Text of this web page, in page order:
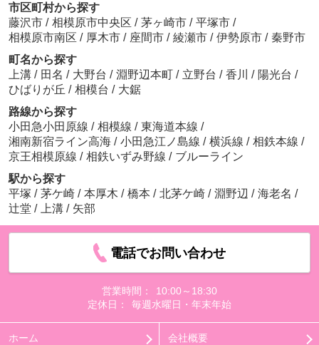
市区町村から探す
藤沢市 / 相模原市中央区 / 茅ヶ崎市 / 平塚市 /
相模原市南区 / 厚木市 / 座間市 / 綾瀬市 / 伊勢原市 / 秦野市
町名から探す
上溝 / 田名 / 大野台 / 淵野辺本町 / 立野台 / 香川 / 陽光台 /
ひばりが丘 / 相模台 / 大鋸
路線から探す
小田急小田原線 / 相模線 / 東海道本線 /
湘南新宿ライン高海 / 小田急江ノ島線 / 横浜線 / 相鉄本線 /
京王相模原線 / 相鉄いずみ野線 / ブルーライン
駅から探す
平塚 / 茅ケ崎 / 本厚木 / 橋本 / 北茅ケ崎 / 淵野辺 / 海老名 /
辻堂 / 上溝 / 矢部
電話でお問い合わせ
営業時間：
10:00～18:30
定休日：
毎週水曜日・年末年始
ホーム 会社概要